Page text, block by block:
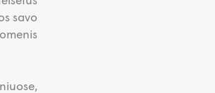
savo